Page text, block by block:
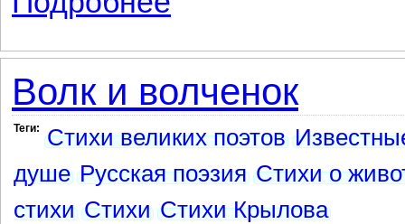
Волк и волченок
Теги: Стихи великих поэтов
душе Русская поэзия Стихи о
стихи Стихи Стихи Крылова